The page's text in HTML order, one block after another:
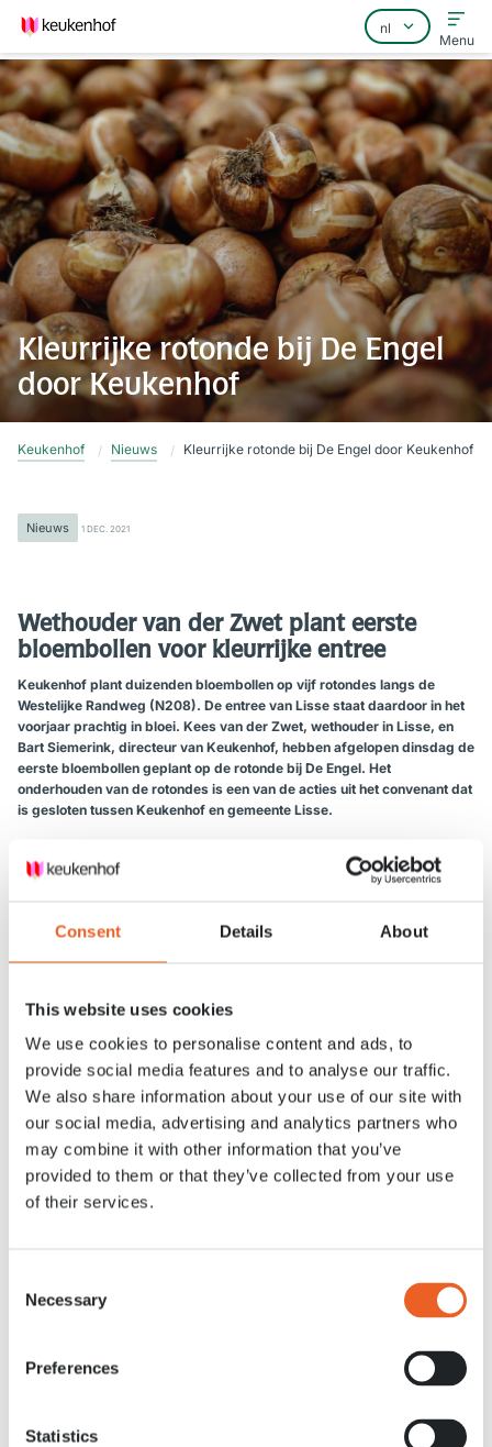
Consent Details About
This website uses cookies
We use cookies to personalise content and ads, to
provide social media features and to analyse our traffic.
We also share information about your use of our site with
our social media, advertising and analytics partners who
may combine it with other information that you’ve
provided to them or that they’ve collected from your use
of their services.
Selection
Necessary
Preferences
Statistics
Home
Veelgestelde vragen
Contact
Menu
Kleurrijke rotonde bij De Engel
door Keukenhof
Keukenhof Nieuws Kleurrijke rotonde bij De Engel door Keukenhof
Nieuws 1 DEC. 2021
Wethouder van der Zwet plant eerste
bloembollen voor kleurrijke entree
Keukenhof plant duizenden bloembollen op vijf rotondes langs de
Westelijke Randweg (N208). De entree van Lisse staat daardoor in het
voorjaar prachtig in bloei. Kees van der Zwet, wethouder in Lisse, en
Bart Siemerink, directeur van Keukenhof, hebben afgelopen dinsdag de
eerste bloembollen geplant op de rotonde bij De Engel. Het
onderhouden van de rotondes is een van de acties uit het convenant dat
is gesloten tussen Keukenhof en gemeente Lisse.
mooie visitekaartjes voor ons dorp. Deze rotonde is voor mij extra
speciaal aangezien ik in De Engel geboren ben”, zegt wethouder Kees van
motor in Lisse. Mooi dat die uitstraling nu nog beter zichtbaar wordt bij
rotondes, ook de twee andere rotondes op te knappen en dat doen we
graag”, geeft Bart Siemerink, directeur van Keukenhof aan. “We zijn trots
op de Bollenstreek en dat laten we graag zien. Daarom leveren we een
bijdrage aan het verfraaien van de aanrijroutes naar de gemeente.
Inwoners en bezoekers van Lisse en de Bollenstreek kunnen zo in het
voorjaar genieten van de bloemenpracht.”
Sinds 2019 ligt het groenonderhoud van drie rotondes op de Westelijke
Randweg al in handen van Keukenhof. Vanaf vandaag komen daar twee
rotondes op de Heereweg bij. Het oorspronkelijke duinlandschap in de